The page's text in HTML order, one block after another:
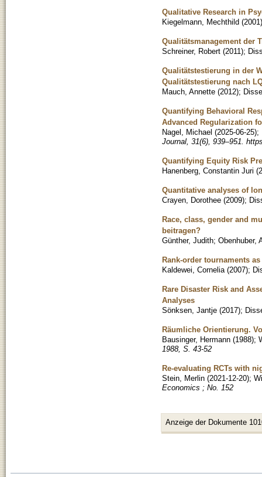
Qualitative Research in
Kiegelmann, Mechthild (2001)
Qualitätsmanagement der
Schreiner, Robert (2011);
Qualitätstestierung in der
Qualitätstestierung nach
Mauch, Annette (2012);
Quantifying Behavioral
Advanced Regularization
Nagel, Michael (2025-06-25);
Journal, 31(6), 939–951.
Quantifying Equity Risk
Hanenberg, Constantin Juri (
Quantitative analyses of
Crayen, Dorothee (2009);
Race, class, gender and
beitragen?
Günther, Judith; Obenhuber,
Rank-order tournaments
Kaldewei, Cornelia (2007);
Rare Disaster Risk and
Analyses
Sönksen, Jantje (2017);
Räumliche Orientierung.
Bausinger, Hermann (1988);
1988, S. 43-52
Re-evaluating RCTs with
Stein, Merlin (2021-12-20);
Economics ; No. 152
Anzeige der Dokumente